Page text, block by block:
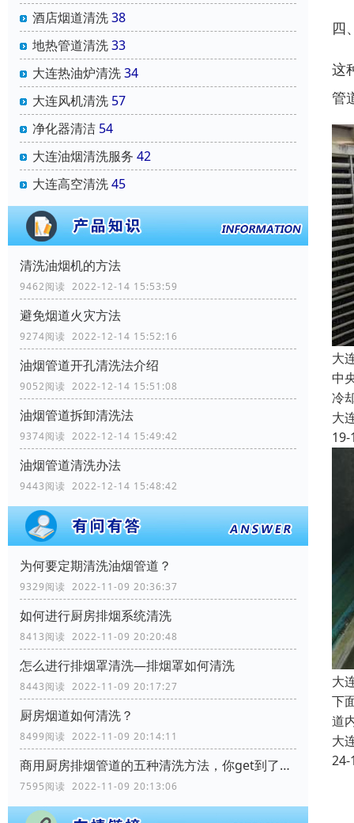
酒店烟道清洗38
地热管道清洗33
大连热油炉清洗34
大连风机清洗 57
净化器清洁 54
大连油烟清洗服务 42
大连高空清洗45
清洗油烟机的方法
9462阅读 2022-12-14 15:53:59
避免烟道火灾方法
9274阅读 2022-12-14 15:52:16
油烟管道开孔清洗法介绍
9052阅读 2022-12-14 15:51:08
油烟管道拆卸清洗法
9374阅读 2022-12-14 15:49:42
油烟管道清洗办法
9443阅读 2022-12-14 15:48:42
为何要定期清洗油烟管道？
9329阅读 2022-11-09 20:36:37
如何进行厨房排烟系统清洗
8413阅读 2022-11-09 20:20:48
怎么进行排烟罩清洗—排烟罩如何清洗
8443阅读 2022-11-09 20:17:27
厨房烟道如何清洗？
8499阅读 2022-11-09 20:14:11
商用厨房排烟管道的五种清洗方法，你get到了吗？
7595阅读 2022-11-09 20:13:06
四
这
管
大
中
冷
大
19-
大
下
道
大
24-